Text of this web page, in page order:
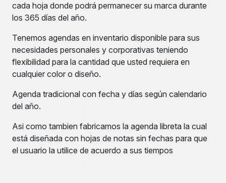
cada hoja donde podrá permanecer su marca durante
los 365 días del año.
Tenemos agendas en inventario disponible para sus
necesidades personales y corporativas teniendo
flexibilidad para la cantidad que usted requiera en
cualquier color o diseño.
Agenda tradicional con fecha y días según calendario
del año.
Asi como tambien fabricamos la agenda libreta la cual
está diseñada con hojas de notas sin fechas para que
el usuario la utilice de acuerdo a sus tiempos